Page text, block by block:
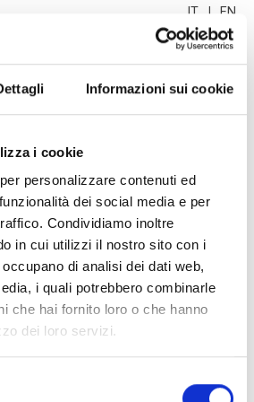
Informazioni sui cookie
i cookie
personalizzare contenuti ed
dei social media e per
Condividiamo inoltre
in cui utilizzi il nostro sito con i
di analisi dei dati web,
i quali potrebbero combinarle
che hai fornito loro o che hanno
dei loro servizi.
IT | EN